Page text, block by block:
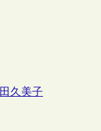
久美子